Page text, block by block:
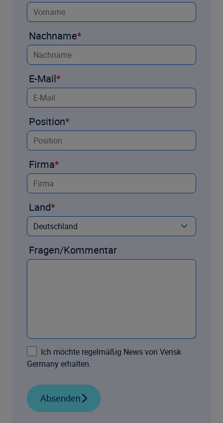
Nachname
E-Mail
Position
Firma
Land
Fragen/Kommentar
Ich möchte regelmäßig News von Verisk
Germany erhalten.
Absenden